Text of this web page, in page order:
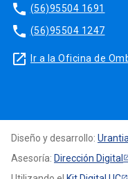
phone (56)95504 1691
phone (56)95504 1247
launch Ir a la Oficina de
Diseño y desarrollo:
Asesoría: Dirección Digital